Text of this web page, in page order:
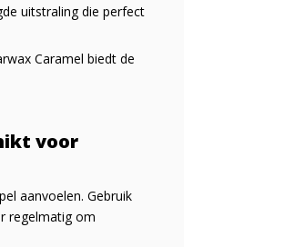
uitstraling die perfect
Caramel biedt de
voor
aanvoelen. Gebruik
regelmatig om